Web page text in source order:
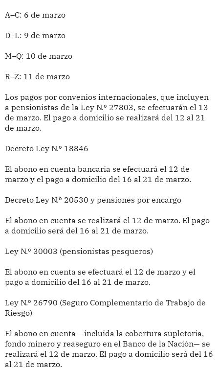
A–C: 6 de marzo
D–L: 9 de marzo
M–Q: 10 de marzo
R–Z: 11 de marzo
Los pagos por convenios internacionales, que incluyen
a pensionistas de la Ley N.º 27803, se efectuarán el 13
de marzo. El pago a domicilio se realizará del 12 al 21
de marzo.
Decreto Ley N.º 18846
El abono en cuenta bancaria se efectuará el 12 de
marzo y el pago a domicilio del 16 al 21 de marzo.
Decreto Ley N.º 20530 y pensiones por encargo
El abono en cuenta se realizará el 12 de marzo. El pago
a domicilio será del 16 al 21 de marzo.
Ley N.º 30003 (pensionistas pesqueros)
El abono en cuenta se efectuará el 12 de marzo y el
pago a domicilio del 16 al 21 de marzo.
Ley N.º 26790 (Seguro Complementario de Trabajo de
Riesgo)
El abono en cuenta —incluida la cobertura supletoria,
fondo minero y reaseguro en el Banco de la Nación— se
realizará el 12 de marzo. El pago a domicilio será del 16
al 21 de marzo.